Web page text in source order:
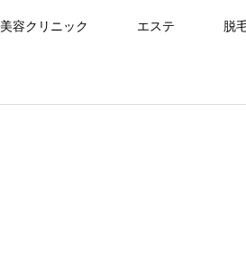
美容クリニック エステ 脱